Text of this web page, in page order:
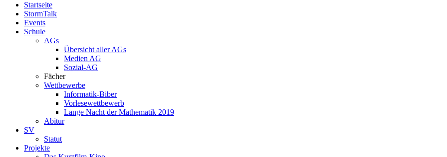
Stormstory
Eure digitale Schülerzeitung
Startseite
StormTalk
Events
Schule
AGs
Übersicht aller AGs
Medien AG
Sozial-AG
Fächer
Wettbewerbe
Informatik-Biber
Vorlesewettbewerb
Lange Nacht der Mathematik 2019
Abitur
SV
Statut
Projekte